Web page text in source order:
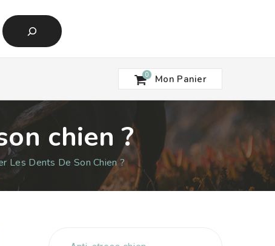
Mon Panier
0
chien ?
Les Dents De Son Chien ?